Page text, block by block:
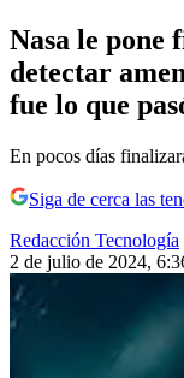
Nasa le pone
detectar
fue lo que
En pocos días
Siga de cerca las
Redacción Tecnología
2 de julio de 2024,